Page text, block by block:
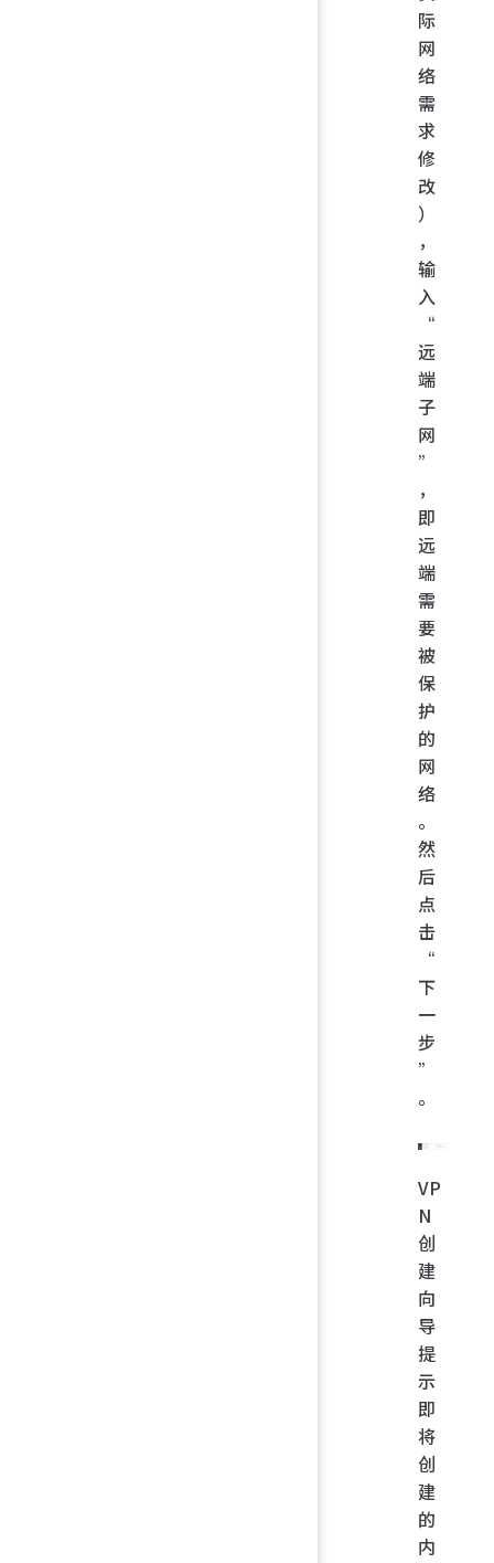
际
网
络
需
求
修
改
）
，
输
入
“
远
端
子
网
”
，
即
远
端
需
要
被
保
护
的
网
络
。
然
后
点
击
“
下
一
步
”
。
VP
N
创
建
向
导
提
示
即
将
创
建
的
内